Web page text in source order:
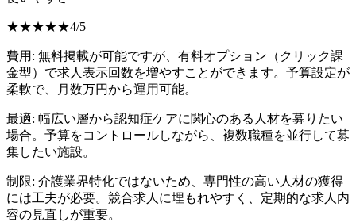
★★★★★4/5
費用: 無料掲載が可能ですが、有料オプション（クリック課
金型）で求人表示回数を増やすことができます。予算設定が
柔軟で、月数万円から運用可能。
最適: 幅広い層から認知症ケアに関心のある人材を募りたい
場合。予算をコントロールしながら、複数職種を並行して募
集したい施設。
制限: 介護業界特化ではないため、専門性の高い人材の獲得
には工夫が必要。競合求人に埋もれやすく、定期的な求人内
容の見直しが重要。